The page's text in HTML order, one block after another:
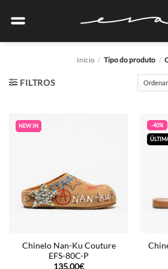
Início / Tipo do produto /
FILTROS
NEW IN
Chinelo Nan-Ku Couture
EFS-80C-P
135.00€
-40%